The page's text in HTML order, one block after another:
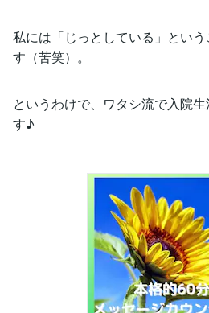
私には「じっとしている」とい
す（苦笑）。
というわけで、ワタシ流で入院
す♪